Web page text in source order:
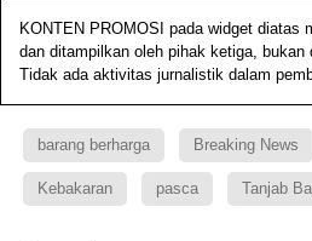
KONTEN PROMOSI pada widget diatas
dan ditampilkan oleh pihak ketiga, bukan
Tidak ada aktivitas jurnalistik dalam
barang berharga Breaking News
Kebakaran pasca Tanjab